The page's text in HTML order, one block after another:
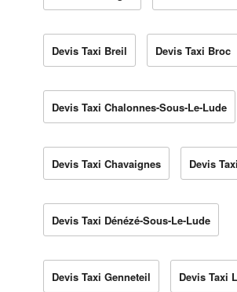
Devis Taxi Breil Devis Taxi Broc
Devis Taxi Chalonnes-Sous-Le-Lude
Devis Taxi Chavaignes Devis
Devis Taxi Dénézé-Sous-Le-Lude
Devis Taxi Genneteil Devis Taxi